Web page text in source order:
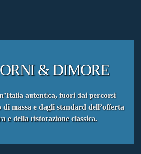
& DIMORE
autentica, fuori dai percorsi
massa e dagli standard dell’offerta
e della ristorazione classica.